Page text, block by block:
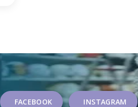
FACEBOOK INSTAGRAM